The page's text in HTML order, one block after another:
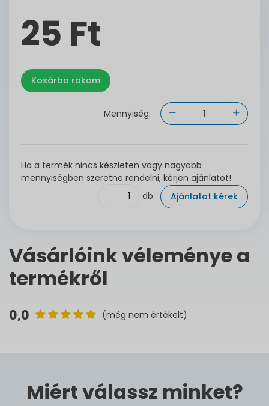
25 Ft
Mennyiség:
Ha a termék nincs készleten vagy nagyobb
mennyiségben szeretne rendelni, kérjen ajánlatot!
db
Ajánlatot kérek
Vásárlóink véleménye a
termékről
0,0 (még nem értékelt)
Miért válassz minket?